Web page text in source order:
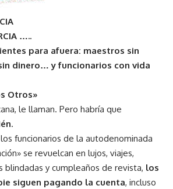
…..
para afuera: maestros sin
dinero… y funcionarios con vida
Otros»
le llaman. Pero habría que
.
funcionarios de la autodenominada
se revuelcan en lujos, viajes,
blindadas y cumpleaños de revista, los
siguen pagando la cuenta, incluso